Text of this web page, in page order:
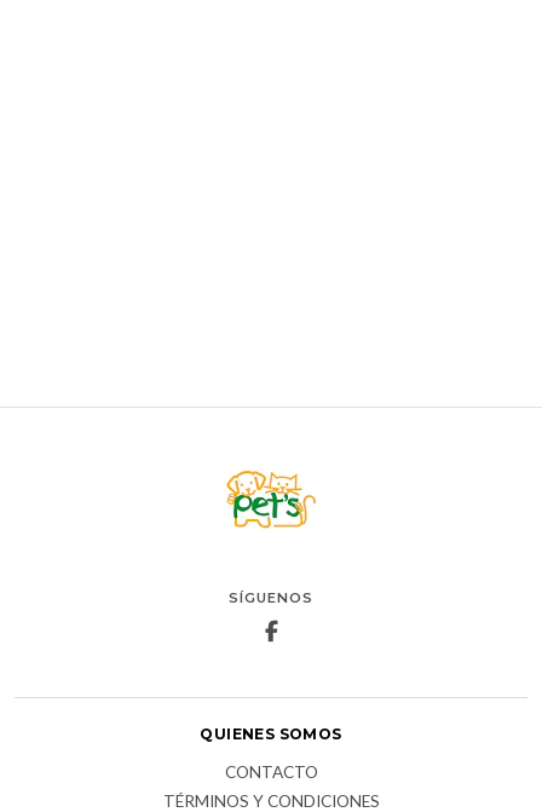
SÍGUENOS
QUIENES SOMOS
CONTACTO
TÉRMINOS Y CONDICIONES